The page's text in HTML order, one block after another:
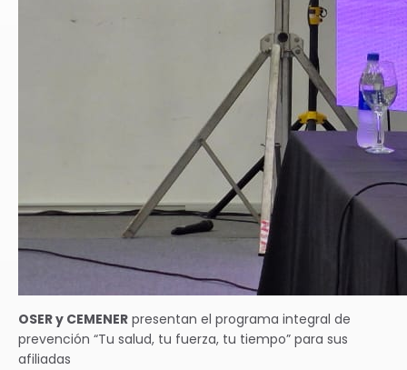
OSER y CEMENER presentan el programa integral de
prevención “Tu salud, tu fuerza, tu tiempo” para sus
afiliadas